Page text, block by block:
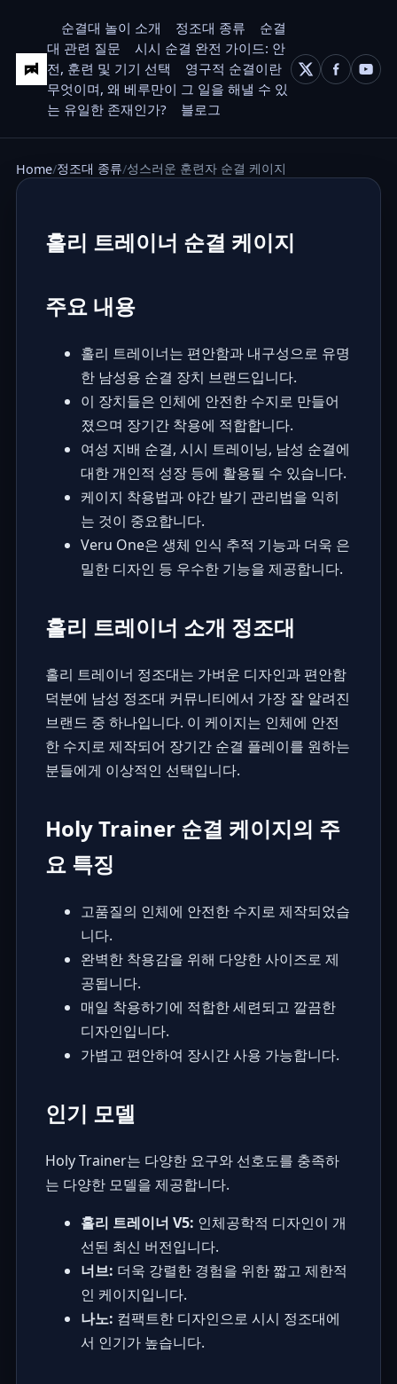
순결대 놀이 소개 정조대 종류
순결
대 관련 질문
시시 순결 완전 가이드: 안
전, 훈련 및 기기 선택
영구적 순결이란
무엇이며, 왜 베루만이 그 일을 해낼 수 있
는 유일한 존재인가?
블로그
Home 정조대 종류 성스러운 훈련자 순결 케이지
홀리 트레이너 순결 케이지
주요 내용
홀리 트레이너는 편안함과 내구성으로 유명
한 남성용 순결 장치 브랜드입니다.
이 장치들은 인체에 안전한 수지로 만들어
졌으며 장기간 착용에 적합합니다.
여성 지배 순결, 시시 트레이닝, 남성 순결에
대한 개인적 성장 등에 활용될 수 있습니다.
케이지 착용법과 야간 발기 관리법을 익히
는 것이 중요합니다.
Veru One은 생체 인식 추적 기능과 더욱 은
밀한 디자인 등 우수한 기능을 제공합니다.
홀리 트레이너 소개 정조대
홀리 트레이너 정조대는 가벼운 디자인과 편안함
덕분에 남성 정조대 커뮤니티에서 가장 잘 알려진
브랜드 중 하나입니다. 이 케이지는 인체에 안전
한 수지로 제작되어 장기간 순결 플레이를 원하는
분들에게 이상적인 선택입니다.
Holy Trainer 순결 케이지의 주
요 특징
고품질의 인체에 안전한 수지로 제작되었습
니다.
완벽한 착용감을 위해 다양한 사이즈로 제
공됩니다.
매일 착용하기에 적합한 세련되고 깔끔한
디자인입니다.
가볍고 편안하여 장시간 사용 가능합니다.
인기 모델
Holy Trainer는 다양한 요구와 선호도를 충족하
는 다양한 모델을 제공합니다.
홀리 트레이너 V5: 인체공학적 디자인이 개
선된 최신 버전입니다.
너브: 더욱 강렬한 경험을 위한 짧고 제한적
인 케이지입니다.
나노: 컴팩트한 디자인으로 시시 정조대에
서 인기가 높습니다.